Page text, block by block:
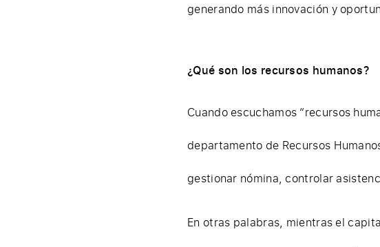
generando más innovación y
¿Qué son los recursos humanos?
Cuando escuchamos “recursos
departamento de Recursos
gestionar nómina, controlar
En otras palabras, mientras el